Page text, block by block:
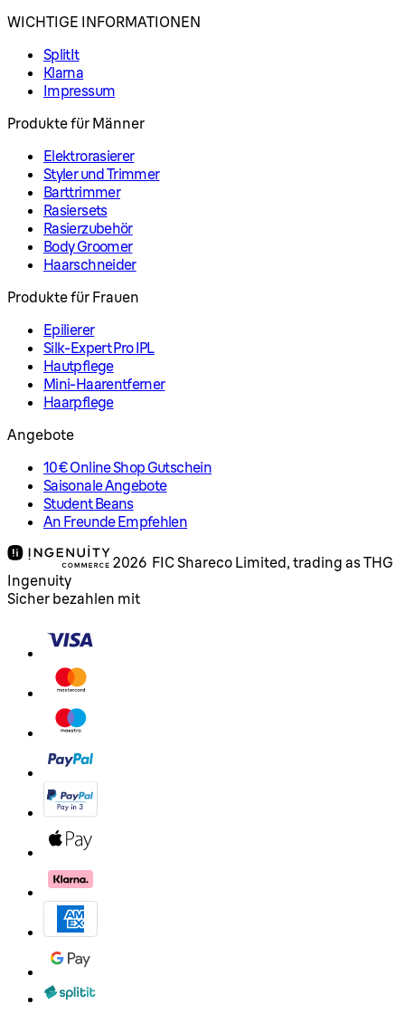
WICHTIGE INFORMATIONEN
SplitIt
Klarna
Impressum
Produkte für Männer
Elektrorasierer
Styler und Trimmer
Barttrimmer
Rasiersets
Rasierzubehör
Body Groomer
Haarschneider
Produkte für Frauen
Epilierer
Silk-Expert Pro IPL
Hautpflege
Mini-Haarentferner
Haarpflege
Angebote
10€ Online Shop Gutschein
Saisonale Angebote
Student Beans
An Freunde Empfehlen
2026 FIC Shareco Limited, trading as THG
Ingenuity
Sicher bezahlen mit